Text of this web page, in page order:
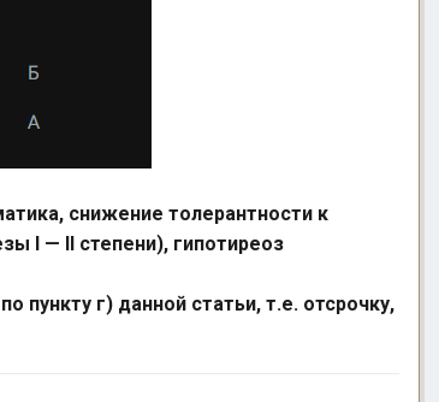
снижение толерантности к
I — II степени), гипотиреоз
пункту г) данной статьи, т.е. отсрочку,